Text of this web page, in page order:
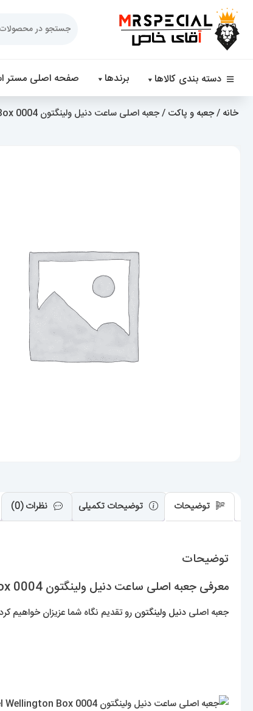
دسته بندی کالاها برندها صفحه اصلی مستر
خانه /جعبه و پاکت / جعبه اصلی ساعت دنیل ولینگتون 0004 Daniel Wellington Box
توضیحات توضیحات تکمیلی نظرات (0)
توضیحات
معرفی جعبه اصلی ساعت دنیل ولینگتون 0004 Daniel Wellington Box
جعبه اصلی دنیل ولینگتونرو تقدیم نگاه شما عزیزان خواهیم